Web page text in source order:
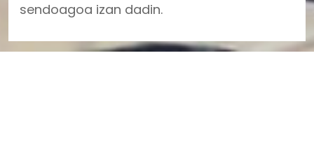
sendoagoa izan dadin.